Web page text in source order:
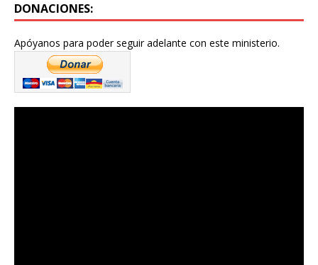
DONACIONES:
Apóyanos para poder seguir adelante con este ministerio.